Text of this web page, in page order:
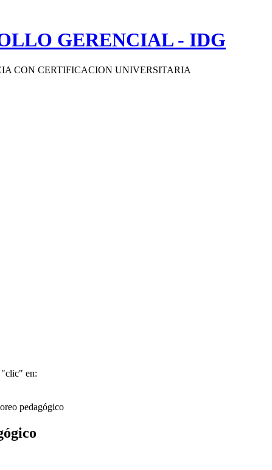
GERENCIAL - IDG
CON CERTIFICACION UNIVERSITARIA
"clic" en:
pedagógico